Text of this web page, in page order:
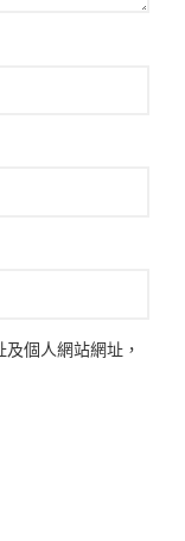
個人網站網址，